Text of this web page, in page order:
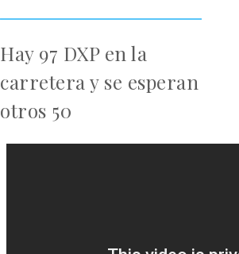
Hay 97 DXP en la
carretera y se esperan
otros 50